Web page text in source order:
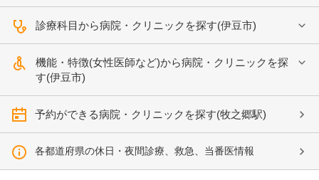
診療科目から病院・クリニックを探す(伊豆市)
機能・特徴(女性医師など)から病院・クリニックを探
す(伊豆市)
予約ができる病院・クリニックを探す(牧之郷駅)
各都道府県の休日・夜間診療、救急、当番医情報